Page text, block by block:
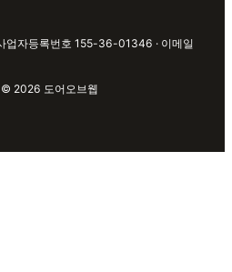
업자등록번호 155-36-01346 · 이메일
© 2026 도어오브웹